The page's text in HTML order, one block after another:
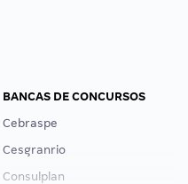
BANCAS DE CONCURSOS
Cebraspe
Cesgranrio
Consulplan